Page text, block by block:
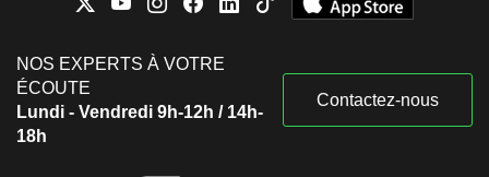
NOS EXPERTS À VOTRE
ÉCOUTE
Lundi - Vendredi 9h-12h / 14h-
18h
Contactez-nous